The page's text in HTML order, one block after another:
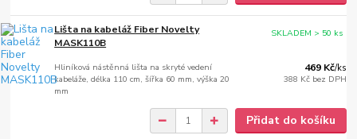
Lišta na kabeláž Fiber Novelty
MASK110B
Hliníková nástěnná lišta na skryté vedení
kabeláže, délka 110 cm, šířka 60 mm, výška 20
mm
469 Kč/ks
388 Kč bez DPH
SKLADEM > 50 ks
Přidat do košíku